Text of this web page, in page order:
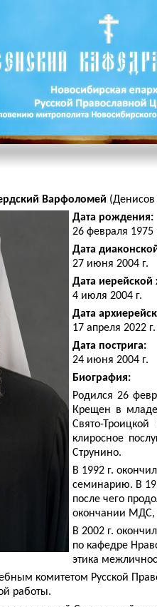
Варфоломей (Денисов
Дата рождения:
26 февраля 1975
Дата
27 июня 2004 г.
Дата иерейской
4 июля 2004 г.
Дата
17 апреля 2022 г.
Дата пострига:
24 июня 2004 г.
Биография:
Родился 26
Крещен в
Свято-
клиросное
Струнино.
В 1992 г.
семинарию. В
после чего
окончании МДС,
В 2002 г.
по кафедре
этика
комитетом Русской
работы.